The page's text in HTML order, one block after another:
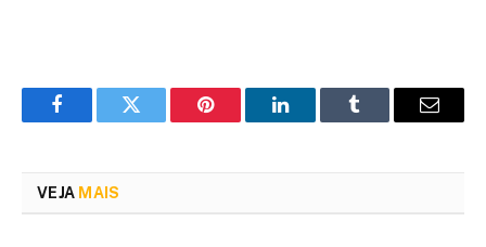
FacebookTwitter Pinterest LinkedInTumblr Email
VEJA MAIS